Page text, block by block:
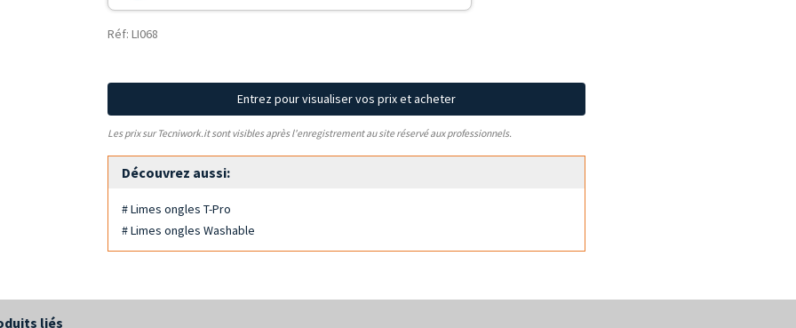
Réf: LI068
Entrez pour visualiser vos prix et acheter
Les prix sur Tecniwork.it sont visibles après l'enregistrement au site réservé aux professionnels.
Découvrez aussi:
# Limes ongles T-Pro
# Limes ongles Washable
liés